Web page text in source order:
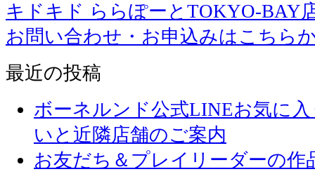
キドキド ららぽーとTOKYO-BAY
お問い合わせ・お申込みはこちら
最近の投稿
ボーネルンド公式LINEお気に
いと近隣店舗のご案内
お友だち＆プレイリーダーの作